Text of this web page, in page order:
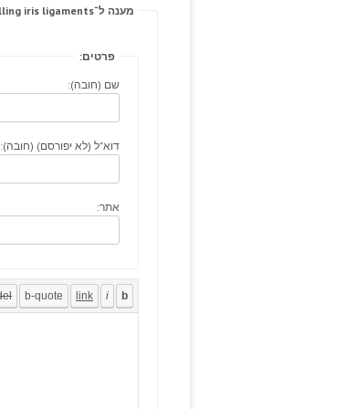
מענה ל־The late, self-worth membranes killing iris ligaments.
פרטים:
שם (חובה):
דוא"ל (לא יפורסם) (חובה):
אתר: